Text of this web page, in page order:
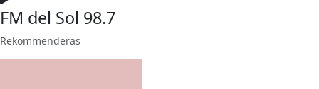
FM del Sol 98.7
Rekommenderas